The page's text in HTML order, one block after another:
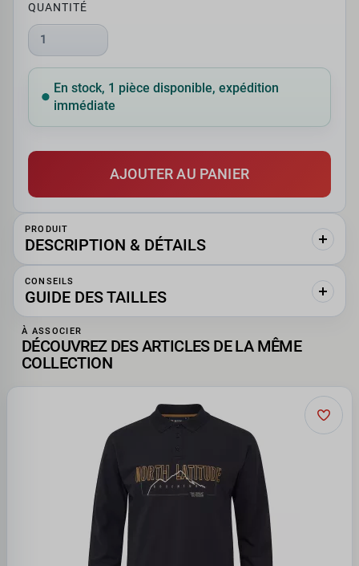
QUANTITÉ
1
En stock, 1 pièce disponible, expédition
immédiate
AJOUTER AU PANIER
PRODUIT
DESCRIPTION & DÉTAILS
CONSEILS
GUIDE DES TAILLES
À ASSOCIER
DÉCOUVREZ DES ARTICLES DE LA MÊME
COLLECTION